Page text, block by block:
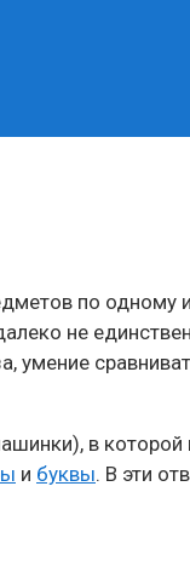
по одному
не
в
и буквы. В эти